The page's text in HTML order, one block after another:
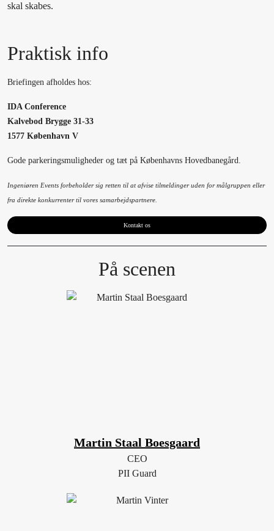
skal skabes.
Praktisk info
Briefingen afholdes hos:
IDA Conference
Kalvebod Brygge 31-33
1577 København V
Gode parkeringsmuligheder og tæt på Københavns Hovedbanegård.
Ingeniøren Events forbeholder sig retten til at afvise tilmeldinger uden for målgruppen eller
fra direkte konkurrenter til vores samarbejdspartnere.
Kontakt os
På scenen
Martin Staal Boesgaard
CEO
PII Guard